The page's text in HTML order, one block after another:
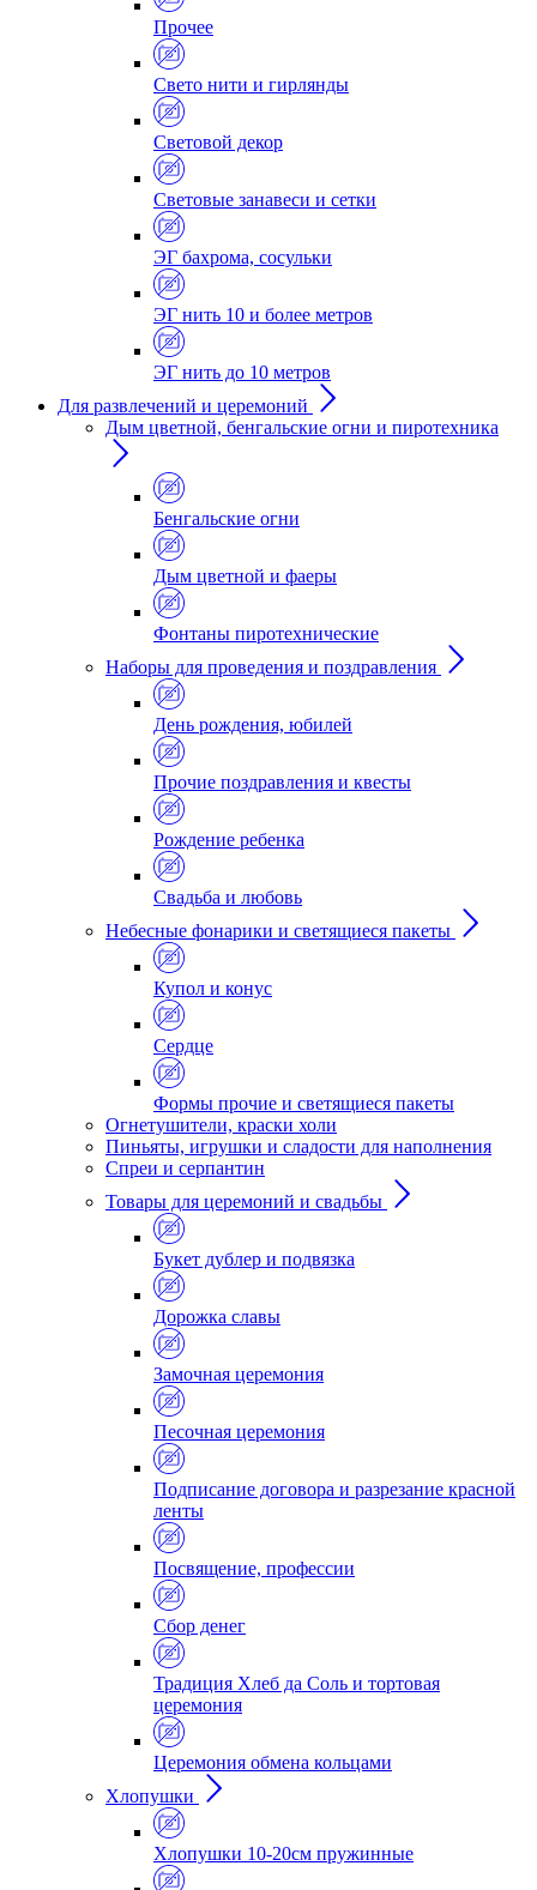
Прочее
Свето нити и гирлянды
Световой декор
Световые занавеси и сетки
ЭГ бахрома, сосульки
ЭГ нить 10 и более метров
ЭГ нить до 10 метров
Для развлечений и церемоний
Дым цветной, бенгальские огни и пиротехника
Бенгальские огни
Дым цветной и фаеры
Фонтаны пиротехнические
Наборы для проведения и поздравления
День рождения, юбилей
Прочие поздравления и квесты
Рождение ребенка
Свадьба и любовь
Небесные фонарики и светящиеся пакеты
Купол и конус
Сердце
Формы прочие и светящиеся пакеты
Огнетушители, краски холи
Пиньяты, игрушки и сладости для наполнения
Спреи и серпантин
Товары для церемоний и свадьбы
Букет дублер и подвязка
Дорожка славы
Замочная церемония
Песочная церемония
Подписание договора и разрезание красной
ленты
Посвящение, профессии
Сбор денег
Традиция Хлеб да Соль и тортовая
церемония
Церемония обмена кольцами
Хлопушки
Хлопушки 10-20см пружинные